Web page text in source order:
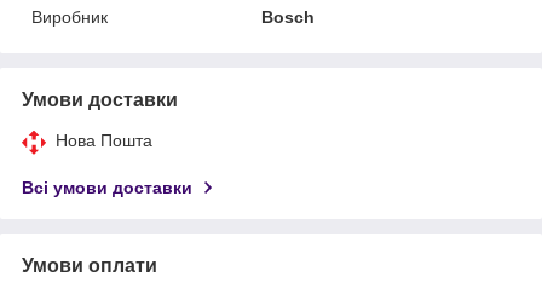
Виробник
Bosch
Умови доставки
Нова Пошта
Всі умови доставки
Умови оплати